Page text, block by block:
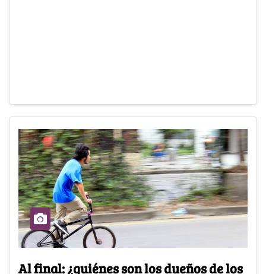
Al final: ¿quiénes son los dueños de los